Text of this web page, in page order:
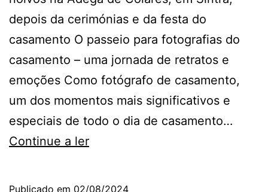
depois da cerimónias e da festa do
casamento O passeio para fotografias do
casamento – uma jornada de retratos e
emoções Como fotógrafo de casamento,
um dos momentos mais significativos e
especiais de todo o dia de casamento…
Continue a lerO
Publicado em 02/08/2024